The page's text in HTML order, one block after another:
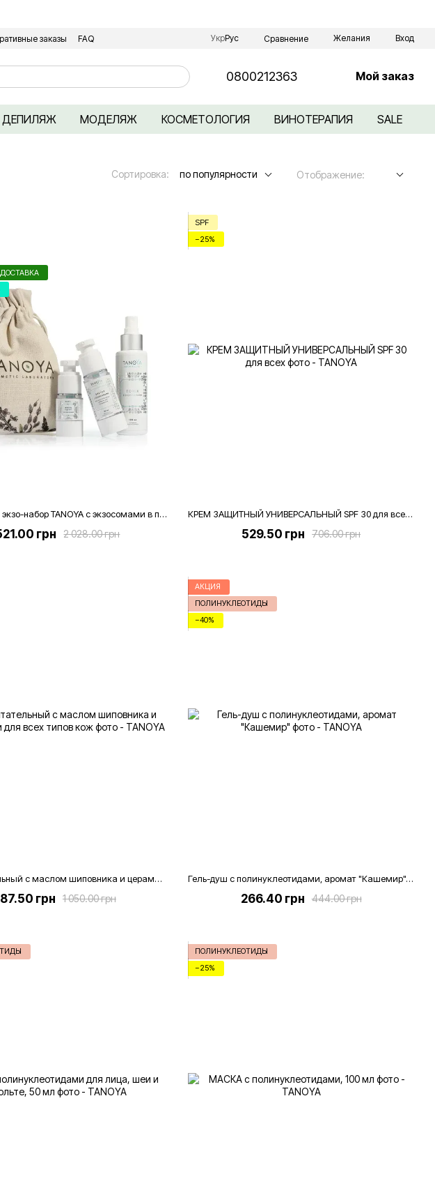
заказы
FAQ
УкрРус Сравнение Желания Вход
0800212363 Мой заказ
ДЕПИЛЯЖ МОДЕЛЯЖ КОСМЕТОЛОГИЯ ВИНОТЕРАПИЯ SALE
Сортировка: по популярности Отображение:
Действенный экзо-набор TANOYA с экзосомами в подарочной эко-упаковке – Тоник, бустер, флюид под глаза
2 028.00 грн
грн
SPF
−25%
КРЕМ ЗАЩИТНЫЙ УНИВЕРСАЛЬНЫЙ SPF 30 для всех типов кожи, 50 мл
706.00 грн
529.50 грн
КРЕМ питательный с маслом шиповника и церамидами для всех типов кожи, 100 мл
1 050.00 грн
грн
АКЦИЯ
ПОЛИНУКЛЕОТИДЫ
−40%
Гель-душ с полинуклеотидами, аромат "Кашемир", 275 мл
444.00 грн
266.40 грн
ПОЛИНУКЛЕОТИДЫ
−25%